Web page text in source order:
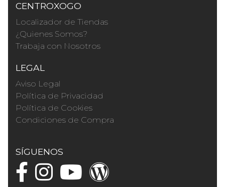
CENTROXOGO
Localizador de Tiendas
¿Quienes Somos?
Trabaja con Nosotros
LEGAL
Aviso Legal
Política de Privacidad
Política de Cookies
Condiciones de Compra
SÍGUENOS